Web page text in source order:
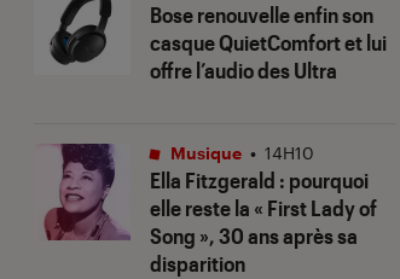
Bose renouvelle enfin son
casque QuietComfort et lui
offre l’audio des Ultra
Ella Fitzgerald : pourquoi
elle reste la « First Lady of
Song », 30 ans après sa
disparition
Musique • 14H10